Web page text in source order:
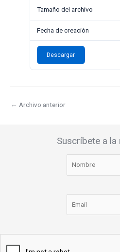
Tamaño del archivo
Fecha de creación
Descargar
← Archivo anterior
Suscríbete a la